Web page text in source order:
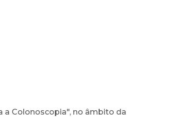
a Colonoscopia", no âmbito da